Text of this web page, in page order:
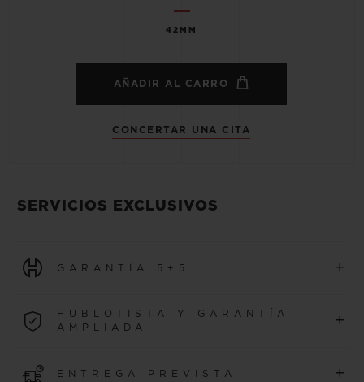
42MM
AÑADIR AL CARRO
CONCERTAR UNA CITA
SERVICIOS EXCLUSIVOS
GARANTÍA 5+5 +
se benefician de una garantía internacional de 5 años.
HUBLOTISTA Y GARANTÍA
AMPLIADA
+
de su reloj 5 años adicionales (se aplican condiciones)
ENTREGA PREVISTA +